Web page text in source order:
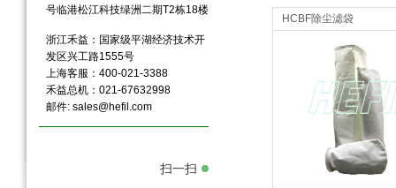
号临港松江科技绿洲二期T2栋18楼
浙江禾益：国家级平湖经济技术开
发区兴工路1555号
上海客服：400-021-3388
禾益总机：021-67632998
邮件: sales@hefil.com
扫一扫
HCBF除尘滤袋
管路系统过滤产品 管路系统过滤产品